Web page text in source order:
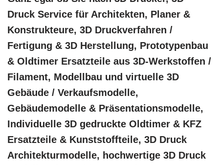
Druck Service für Architekten, Planer &
Konstrukteure, 3D Druckverfahren /
Fertigung & 3D Herstellung, Prototypenbau
& Oldtimer Ersatzteile aus 3D-Werkstoffen /
Filament, Modellbau und virtuelle 3D
Gebäude / Verkaufsmodelle,
Gebäudemodelle & Präsentationsmodelle,
Individuelle 3D gedruckte Oldtimer & KFZ
Ersatzteile & Kunststoffteile, 3D Druck
Architekturmodelle, hochwertige 3D Druck